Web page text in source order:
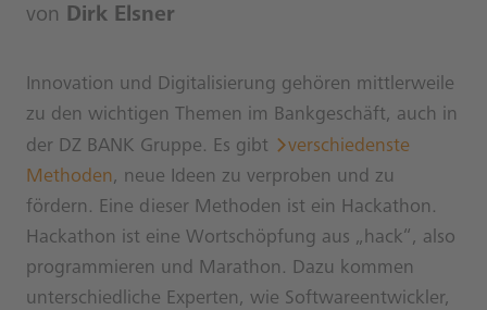
von Dirk Elsner
Innovation und Digitalisierung gehören mittlerweile
zu den wichtigen Themen im Bankgeschäft, auch in
der DZ BANK Gruppe. Es gibt
verschiedenste
Methoden, neue Ideen zu verproben und zu
fördern. Eine dieser Methoden ist ein Hackathon.
Hackathon ist eine Wortschöpfung aus „hack“, also
programmieren und Marathon. Dazu kommen
unterschiedliche Experten, wie Softwareentwickler,